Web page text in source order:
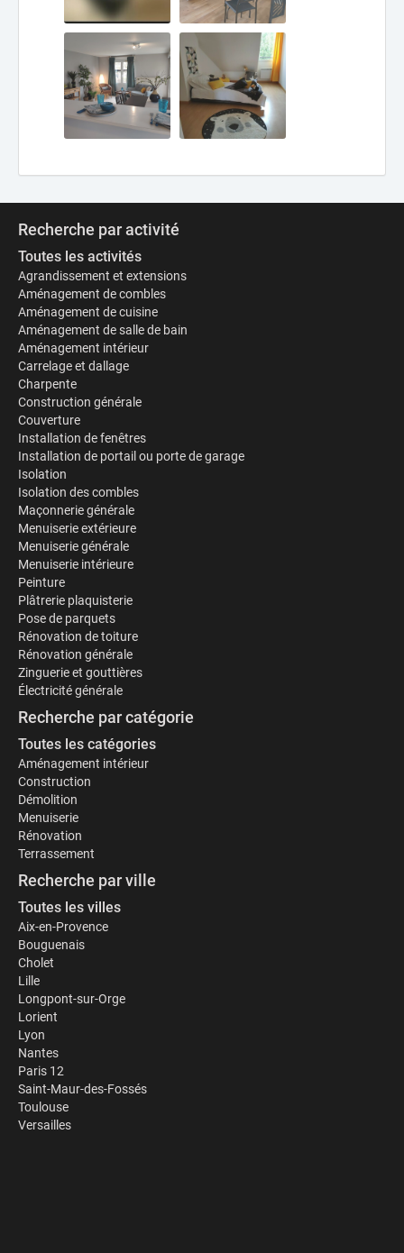
Recherche par activité
Toutes les activités
Agrandissement et extensions
Aménagement de combles
Aménagement de cuisine
Aménagement de salle de bain
Aménagement intérieur
Carrelage et dallage
Charpente
Construction générale
Couverture
Installation de fenêtres
Installation de portail ou porte de garage
Isolation
Isolation des combles
Maçonnerie générale
Menuiserie extérieure
Menuiserie générale
Menuiserie intérieure
Peinture
Plâtrerie plaquisterie
Pose de parquets
Rénovation de toiture
Rénovation générale
Zinguerie et gouttières
Électricité générale
Recherche par catégorie
Toutes les catégories
Aménagement intérieur
Construction
Démolition
Menuiserie
Rénovation
Terrassement
Recherche par ville
Toutes les villes
Aix-en-Provence
Bouguenais
Cholet
Lille
Longpont-sur-Orge
Lorient
Lyon
Nantes
Paris 12
Saint-Maur-des-Fossés
Toulouse
Versailles